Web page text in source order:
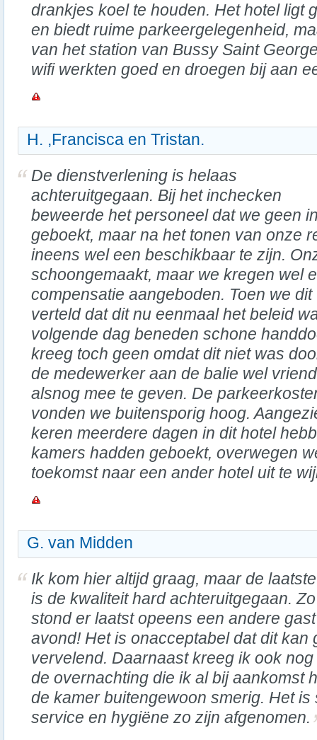
drankjes koel te houden. Het hotel ligt
en biedt ruime parkeergelegenheid,
van het station van Bussy Saint
wifi werkten goed en droegen bij aan
H. ,Francisca en Tristan.
De dienstverlening is helaas
achteruitgegaan. Bij het inchecken
beweerde het personeel dat we geen
geboekt, maar na het tonen van onze
ineens wel een beschikbaar te zijn.
schoongemaakt, maar we kregen wel
compensatie aangeboden. Toen we
verteld dat dit nu eenmaal het beleid
volgende dag beneden schone
kreeg toch geen omdat dit niet was
de medewerker aan de balie wel
alsnog mee te geven. De
vonden we buitensporig hoog.
keren meerdere dagen in dit hotel
kamers hadden geboekt, overwegen
toekomst naar een ander hotel uit te
G. van Midden
Ik kom hier altijd graag, maar de
is de kwaliteit hard achteruitgegaan. Zo
stond er laatst opeens een andere
avond! Het is onacceptabel dat dit kan
vervelend. Daarnaast kreeg ik ook
de overnachting die ik al bij aankomst
de kamer buitengewoon smerig. Het is
service en hygiëne zo zijn afgenomen.